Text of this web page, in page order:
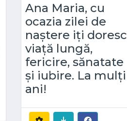
Ana Maria, cu
ocazia zilei de
naștere iți doresc
viață lungă,
fericire, sănatate
și iubire. La mulți
ani!